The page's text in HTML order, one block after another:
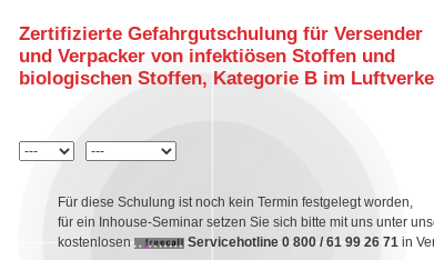
Zertifizierte Gefahrgutschulung für Versender
und Verpacker von infektiösen Stoffen und
biologischen Stoffen, Kategorie B im
Für diese Schulung ist noch kein Termin festgelegt worden,
für ein Inhouse-Seminar setzen Sie sich bitte mit uns unter
kostenlosen
Servicehotline 0 800 / 61 99 26 71 in